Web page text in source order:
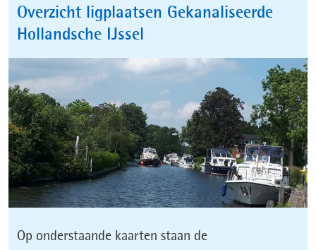
Overzicht ligplaatsen Gekanaliseerde
Hollandsche IJssel
Op onderstaande kaarten staan de